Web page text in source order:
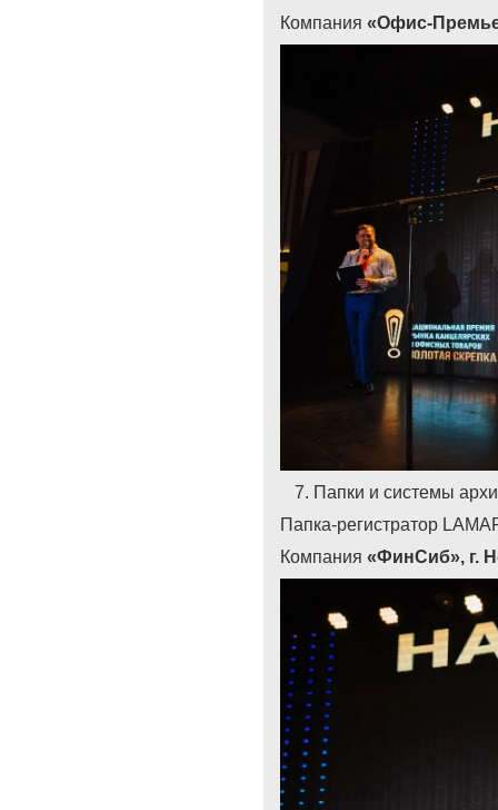
Компания «Офис-
Папки и системы
Папка-регистратор
Компания «ФинСиб», г.